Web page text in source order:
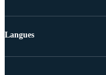
Langues